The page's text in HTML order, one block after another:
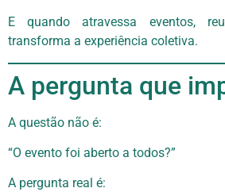
E quando atravessa eventos,
transforma a experiência coletiva.
A pergunta que
A questão não é:
“O evento foi aberto a todos?”
A pergunta real é: